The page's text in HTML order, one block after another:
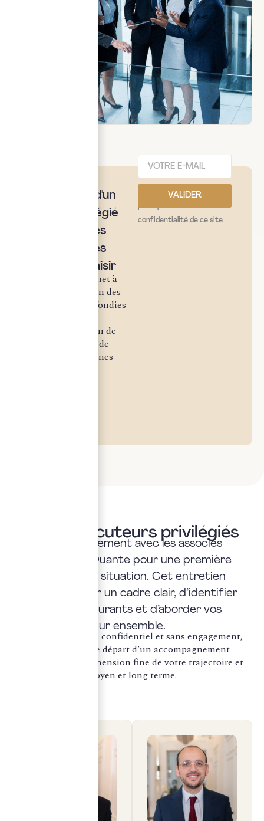
Bénéficiez d'un
accès privilégié
aux nouvelles
opportunités
fiscales à saisir
Notre cabinet met à
votre disposition des
analyses approfondies
stratégiques afin de
vous permettre de
prendre les bonnes
j'ai lu et j'accepte la
politique de
confidentialité de ce site
VALIDER
Vos interlocuteurs privilégiés
Échangez directement avec les associés
fondateurs de Quante pour une première
lecture de votre situation. Cet entretien
permet de poser un cadre clair, d’identifier
les enjeux structurants et d’aborder vos
décisions dans leur ensemble.
Ce premier échange, confidentiel et sans engagement,
constitue le point de départ d’un accompagnement
fondé sur la compréhension fine de votre trajectoire et
de vos objectifs à moyen et long terme.